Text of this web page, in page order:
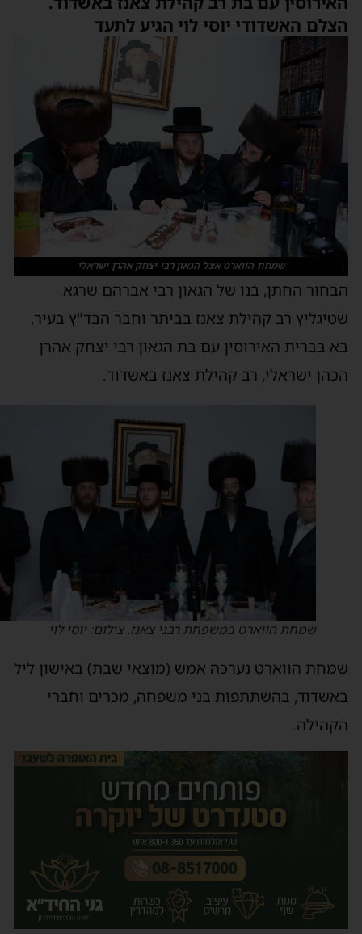
הצלם האשדודי יוסי לוי הגיע לתעד
שמחת הווארט אצל הגאון רבי יצחק אהרן ישראלי
הבחור החתן, בנו של הגאון רבי אברהם שרגא
שטיגליץ רב קהילת צאנז בביתר וחבר הבד"ץ בעיר,
בא בברית האירוסין עם בת הגאון רבי יצחק אהרן
הכהן ישראלי, רב קהילת צאנז באשדוד.
שמחת הווארט במשפחת רבני צאנז. צילום: יוסי לוי
שמחת הווארט נערכה אמש (מוצאי שבת) באישון ליל
באשדוד, בהשתתפות בני משפחה, מכרים וחברי
הקהילה.